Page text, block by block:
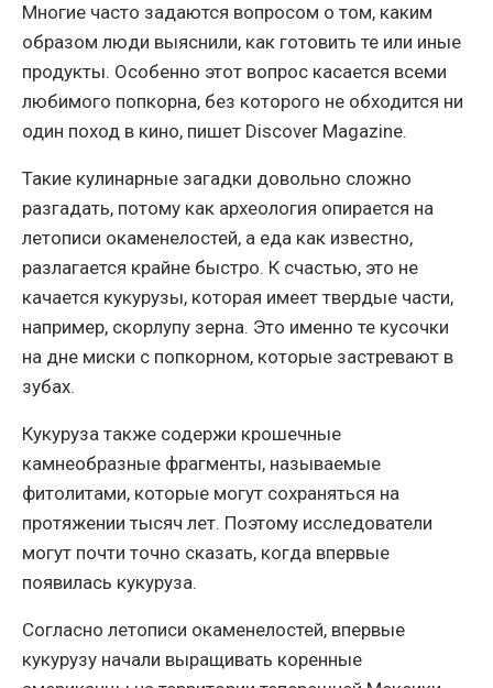
Многие часто задаются вопросом о том, каким
образом люди выяснили, как готовить те или иные
продукты. Особенно этот вопрос касается всеми
любимого попкорна, без которого не обходится ни
один поход в кино, пишет Discover Magazine.
Такие кулинарные загадки довольно сложно
разгадать, потому как археология опирается на
летописи окаменелостей, а еда как известно,
разлагается крайне быстро. К счастью, это не
качается кукурузы, которая имеет твердые части,
например, скорлупу зерна. Это именно те кусочки
на дне миски с попкорном, которые застревают в
зубах.
Кукуруза также содержи крошечные
камнеобразные фрагменты, называемые
фитолитами, которые могут сохраняться на
протяжении тысяч лет. Поэтому исследователи
могут почти точно сказать, когда впервые
появилась кукуруза.
Согласно летописи окаменелостей, впервые
кукурузу начали выращивать коренные